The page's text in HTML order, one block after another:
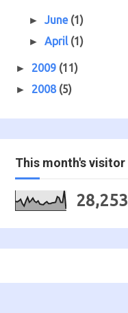
►June (1)
►April (1)
► 2009 (11)
► 2008 (5)
This month's visitor
28,253